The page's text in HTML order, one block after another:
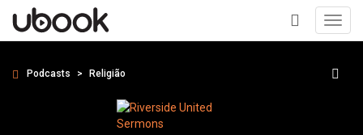
+
Podcasts Religião